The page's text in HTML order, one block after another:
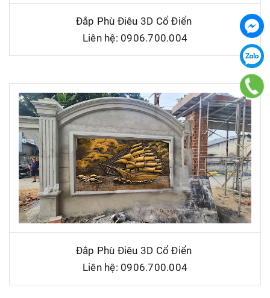
Đắp Phù Điêu 3D Cổ Điển
Liên hệ: 0906.700.004
Đắp Phù Điêu 3D Cổ Điển
Liên hệ: 0906.700.004